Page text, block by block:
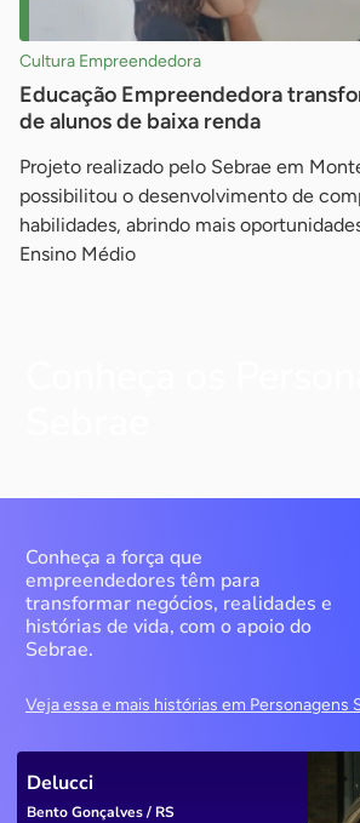
Cultura Empreendedora
Educação Empreendedora
de alunos de baixa renda
Projeto realizado pelo Sebrae em
possibilitou o desenvolvimento de
habilidades, abrindo mais
Ensino Médio
Conheça a força que
empreendedores têm para
transformar negócios, realidades e
histórias de vida, com o apoio do
Sebrae.
Veja essa e mais histórias em Personagens
Delucci
Bento Gonçalves / RS